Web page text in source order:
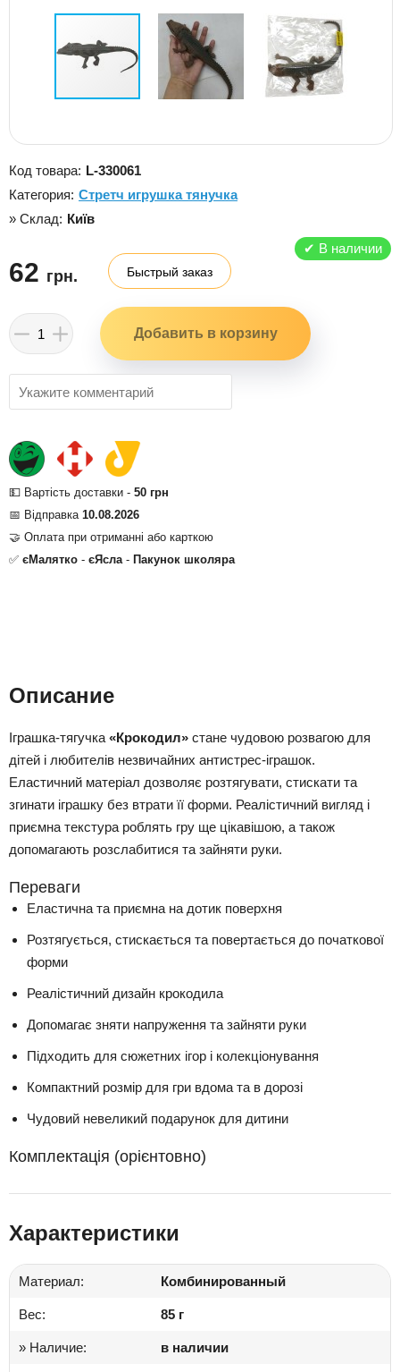
Код товара: L-330061
Категория: Стретч игрушка тянучка
» Склад: Київ
✔ В наличии
62 грн. Быстрый заказ
💵 Вартість доставки - 50 грн
📅 Відправка 10.08.2026
🤝 Оплата при отриманні або карткою
✅ єМалятко - єЯсла- Пакунок школяра
Описание
Іграшка-тягучка «Крокодил» стане чудовою розвагою для
дітей і любителів незвичайних антистрес-іграшок.
Еластичний матеріал дозволяє розтягувати, стискати та
згинати іграшку без втрати її форми. Реалістичний вигляд і
приємна текстура роблять гру ще цікавішою, а також
допомагають розслабитися та зайняти руки.
Переваги
Еластична та приємна на дотик поверхня
Розтягується, стискається та повертається до початкової
форми
Реалістичний дизайн крокодила
Допомагає зняти напруження та зайняти руки
Підходить для сюжетних ігор і колекціонування
Компактний розмір для гри вдома та в дорозі
Чудовий невеликий подарунок для дитини
Комплектація (орієнтовно)
Характеристики
Материал: Комбинированный
Вес: 85 г
» Наличие: в наличии